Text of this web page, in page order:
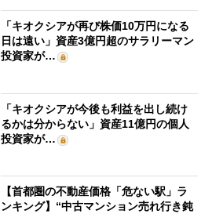
「キオクシアが再び株価10万円になる
日は遠い」資産3億円超のサラリーマン
投資家が…
「キオクシアが今後も利益を出し続け
るかは分からない」資産11億円の個人
投資家が…
【首都圏の不動産価格「危ない駅」ラ
ンキング】“中古マンション売れ行き鈍